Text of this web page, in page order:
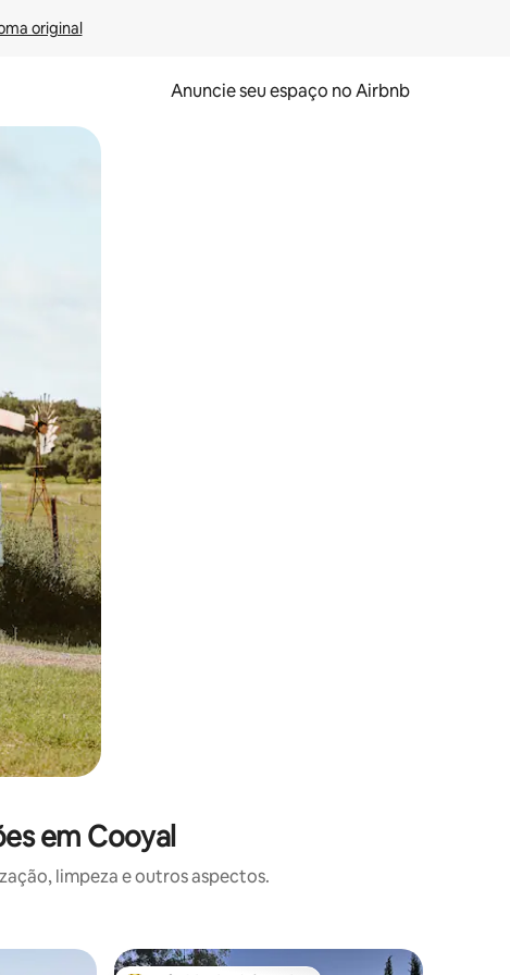
original
Anuncie seu espaço no Airbnb
e deslizando o dedo na tela.
em Cooyal
limpeza e outros aspectos.